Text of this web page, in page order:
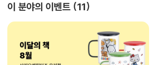
이 분야의 이벤트 11